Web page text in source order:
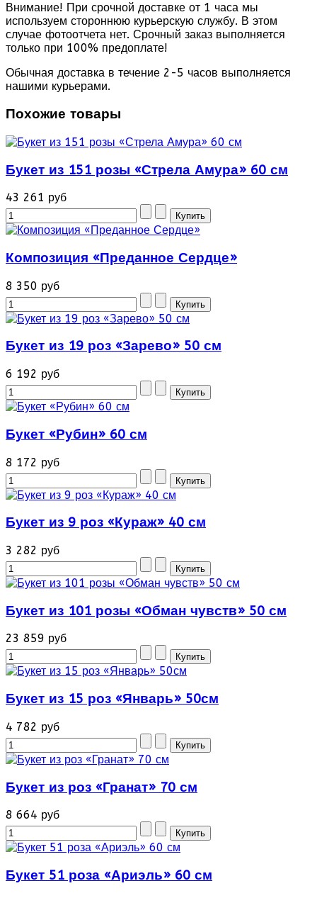
Внимание! При срочной доставке от 1 часа мы
используем стороннюю курьерскую службу. В этом
случае фотоотчета нет. Срочный заказ выполняется
только при 100% предоплате!
Обычная доставка в течение 2-5 часов выполняется
нашими курьерами.
Похожие товары
Букет из 151 розы «Стрела Амура» 60 см
43 261 руб
Композиция «Преданное Сердце»
8 350 руб
Букет из 19 роз «Зарево» 50 см
6 192 руб
Букет «Рубин» 60 см
8 172 руб
Букет из 9 роз «Кураж» 40 см
3 282 руб
Букет из 101 розы «Обман чувств» 50 см
23 859 руб
Букет из 15 роз «Январь» 50см
4 782 руб
Букет из роз «Гранат» 70 см
8 664 руб
Букет 51 роза «Ариэль» 60 см